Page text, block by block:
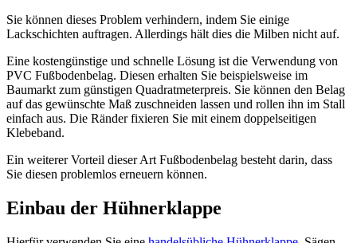
Sie können dieses Problem verhindern, indem Sie einige
Lackschichten auftragen. Allerdings hält dies die Milben nicht auf.
Eine kostengünstige und schnelle Lösung ist die Verwendung von
PVC Fußbodenbelag. Diesen erhalten Sie beispielsweise im
Baumarkt zum günstigen Quadratmeterpreis. Sie können den Belag
auf das gewünschte Maß zuschneiden lassen und rollen ihn im Stall
einfach aus. Die Ränder fixieren Sie mit einem doppelseitigen
Klebeband.
Ein weiterer Vorteil dieser Art Fußbodenbelag besteht darin, dass
Sie diesen problemlos erneuern können.
Einbau der Hühnerklappe